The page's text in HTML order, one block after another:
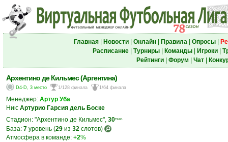
Главная| Новости| Онлайн| Правила| Опросы|
Расписание| Турниры| Команды| Игроки|
Рейтинги| Форум Чат|
Архентино де Кильмес (Аргентина)
D4-D, 3 место 1/128 финала 1/64 финала
Менеджер: Артур Уба
Ник: Артурио Гарсия дель Боске
Стадион: "Архентино де Кильмес", 30тыс.
База: 7 уровень (29 из 32 слотов)
Атмосфера в команде: +2%